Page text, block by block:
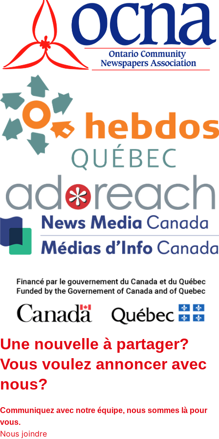
Une nouvelle à partager?
Vous voulez annoncer avec
nous?
Communiquez avec notre équipe, nous sommes là pour
vous.
Nous joindre